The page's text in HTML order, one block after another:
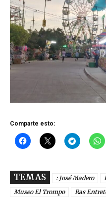
Comparte esto:
TEMAS : José Madero
Museo El Trompo
Ras